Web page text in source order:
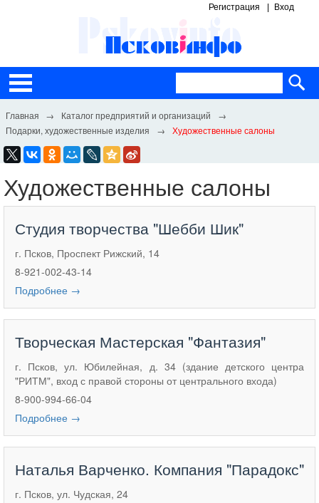
Регистрация Вход
Каталог предприятий и организаций
Подарки, художественные изделия
Художественные салоны
Художественные салоны
Студия творчества "Шебби Шик"
г. Псков, Проспект Рижский, 14
8-921-002-43-14
Подробнее →
Творческая Мастерская "Фантазия"
г. Псков, ул. Юбилейная, д. 34 (здание детского центра
"РИТМ", вход с правой стороны от центрального входа)
8-900-994-66-04
Подробнее →
Наталья Варченко. Компания "Парадокс"
г. Псков, ул. Чудская, 24